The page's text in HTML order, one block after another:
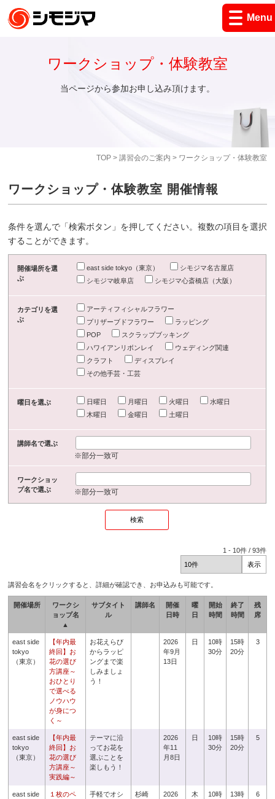
Menu
TOP> 講習会のご案内 > ワークショップ・体験教室
ワークショップ・体験教室
当ページから参加お申し込み頂けます。
ワークショップ・体験教室 開催情報
条件を選んで「検索ボタン」を押してください。複数の項目を選択
することができます。
開催場所を選
ぶ
east side tokyo（東京）
シモジマ名古屋店
シモジマ岐阜店
シモジマ心斎橋店（大阪）
カテゴリを選
ぶ
アーティフィシャルフラワー
プリザーブドフラワー
ラッピング
POP
スクラップブッキング
ハワイアンリボンレイ
ウェディング関連
クラフト
ディスプレイ
その他手芸・工芸
曜日を選ぶ 日曜日 月曜日 火曜日
水曜日
木曜日
金曜日 土曜日
講師名で選ぶ
※部分一致可
ワークショッ
プ名で選ぶ
※部分一致可
1 - 10件 /93件
講習会名をクリックすると、詳細が確認でき、お申込みも可能です。
開催場所
ワークシ
ョップ名
▲
サブタイト
ル
講師名
開催
日時
曜
日
開始
時間
終了
時間
残
席
east side
tokyo
（東京）
【年内最
終回】お
花の選び
方講座～
おひとり
で選べる
ノウハウ
が身につ
く～
お花えらび
からラッピ
ングまで楽
しみましょ
う！
2026
年9月
13日
日
10時
30分
15時
20分
3
east side
tokyo
（東京）
【年内最
終回】お
花の選び
方講座～
実践編～
テーマに沿
ってお花を
選ぶことを
楽しもう！
2026
年11
月8日
日
10時
30分
15時
20分
5
east side
１枚のペ
手軽でオシ
杉崎
2026
木
10時
13時
6